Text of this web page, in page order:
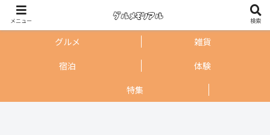
グルメ
雑貨
宿泊
体験
特集
メニュー 検索